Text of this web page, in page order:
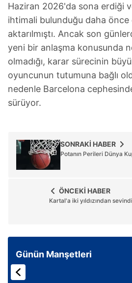
6698 sayılı Kişisel Verilerin
hazırlanmış Aydınlatma Metnimizi
ilgili mevzuata uygun olarak
almak için lütfentıklayınız.
Haziran 2026'da sona erdiği
ihtimali bulunduğu daha
aktarılmıştı. Ancak son
yeni bir anlaşma konusunda
olmadığı, karar sürecinin
oyuncunun tutumuna bağlı
nedenle Barcelona
sürüyor.
SONRAKİ HABER
Potanın Perileri Dünya
ÖNCEKİ HABER
Kartal'a iki yıldızından
Günün Manşetleri